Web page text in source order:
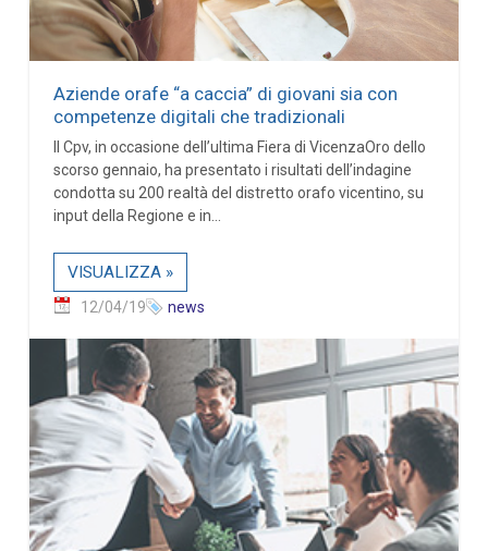
Aziende orafe “a caccia” di giovani sia con
competenze digitali che tradizionali
Il Cpv, in occasione dell’ultima Fiera di VicenzaOro dello
scorso gennaio, ha presentato i risultati dell’indagine
condotta su 200 realtà del distretto orafo vicentino, su
input della Regione e in...
VISUALIZZA »
12/04/19 news